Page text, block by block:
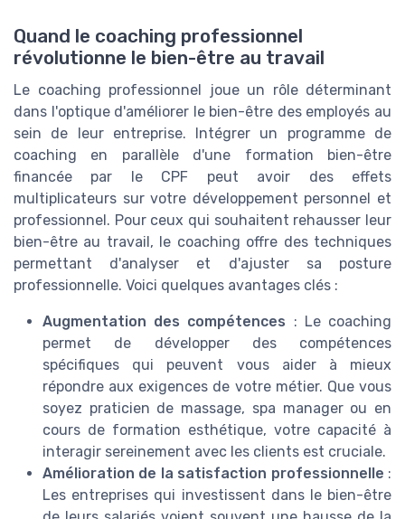
Quand le coaching professionnel
révolutionne le bien-être au travail
Le coaching professionnel joue un rôle déterminant
dans l'optique d'améliorer le bien-être des employés au
sein de leur entreprise. Intégrer un programme de
coaching en parallèle d'une formation bien-être
financée par le CPF peut avoir des effets
multiplicateurs sur votre développement personnel et
professionnel. Pour ceux qui souhaitent rehausser leur
bien-être au travail, le coaching offre des techniques
permettant d'analyser et d'ajuster sa posture
professionnelle. Voici quelques avantages clés :
Augmentation des compétences : Le coaching
permet de développer des compétences
spécifiques qui peuvent vous aider à mieux
répondre aux exigences de votre métier. Que vous
soyez praticien de massage, spa manager ou en
cours de formation esthétique, votre capacité à
interagir sereinement avec les clients est cruciale.
Amélioration de la satisfaction professionnelle :
Les entreprises qui investissent dans le bien-être